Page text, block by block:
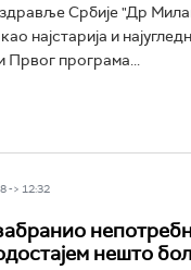
здравље Србије "Др
најстарија и
Првог програма...
-> 12:32
нешто